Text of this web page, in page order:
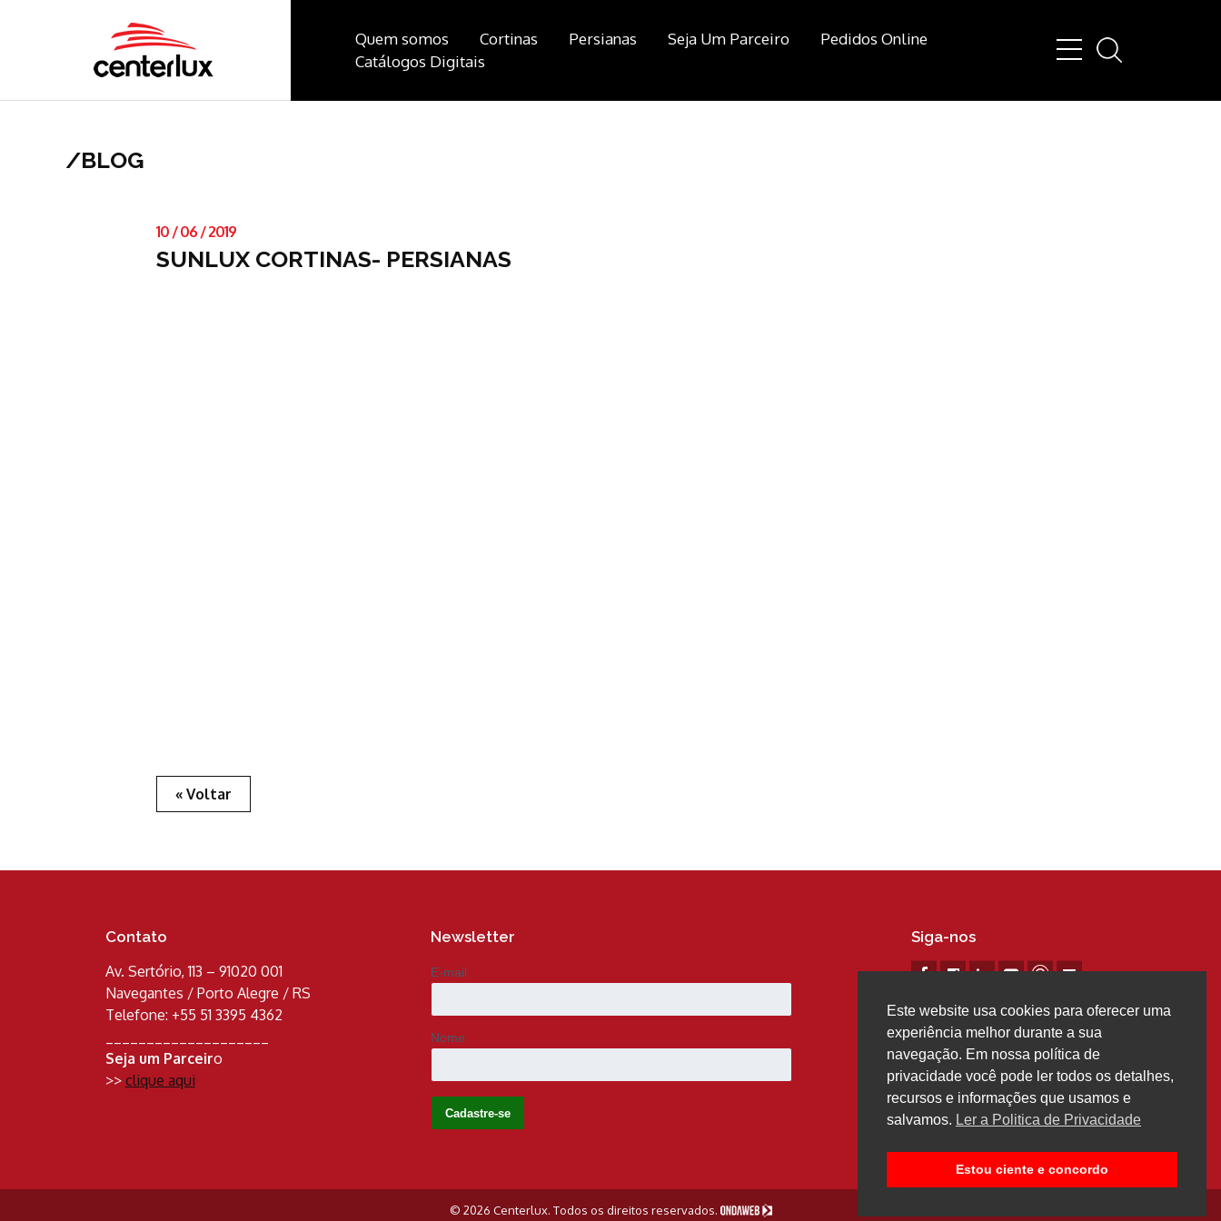
Quem somos Cortinas Persianas Seja Um Parceiro
Pedidos Online
Catálogos Digitais
/BLOG
10 /06 /2019
SUNLUX CORTINAS- PERSIANAS
« Voltar
Contato
Av. Sertório, 113 – 91020 001
Navegantes / Porto Alegre / RS
Telefone: +55 51 3395 4362
Seja um Parceiro
>> clique aqui
Newsletter
E-mail
Nome
Siga-nos
© 2026 Centerlux. Todos os direitos reservados.
Este website usa cookies para oferecer uma
experiência melhor durante a sua
navegação. Em nossa política de
privacidade você pode ler todos os detalhes,
recursos e informações que usamos e
salvamos. Ler a Politica de Privacidade
Estou ciente e concordo